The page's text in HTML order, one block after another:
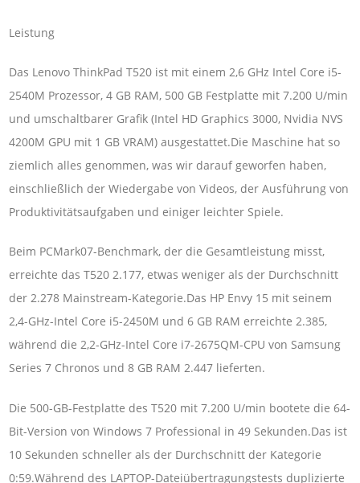
Leistung
Das Lenovo ThinkPad T520 ist mit einem 2,6 GHz Intel Core i5-
2540M Prozessor, 4 GB RAM, 500 GB Festplatte mit 7.200 U/min
und umschaltbarer Grafik (Intel HD Graphics 3000, Nvidia NVS
4200M GPU mit 1 GB VRAM) ausgestattet.Die Maschine hat so
ziemlich alles genommen, was wir darauf geworfen haben,
einschließlich der Wiedergabe von Videos, der Ausführung von
Produktivitätsaufgaben und einiger leichter Spiele.
Beim PCMark07-Benchmark, der die Gesamtleistung misst,
erreichte das T520 2.177, etwas weniger als der Durchschnitt
der 2.278 Mainstream-Kategorie.Das HP Envy 15 mit seinem
2,4-GHz-Intel Core i5-2450M und 6 GB RAM erreichte 2.385,
während die 2,2-GHz-Intel Core i7-2675QM-CPU von Samsung
Series 7 Chronos und 8 GB RAM 2.447 lieferten.
Die 500-GB-Festplatte des T520 mit 7.200 U/min bootete die 64-
Bit-Version von Windows 7 Professional in 49 Sekunden.Das ist
10 Sekunden schneller als der Durchschnitt der Kategorie
0:59.Während des LAPTOP-Dateiübertragungstests duplizierte